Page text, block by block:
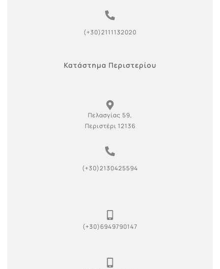
(+30)2111132020
Κατάστημα Περιστερίου
Πελασγίας 59,
Περιστέρι 12136
(+30)2130425594
(+30)6949790147